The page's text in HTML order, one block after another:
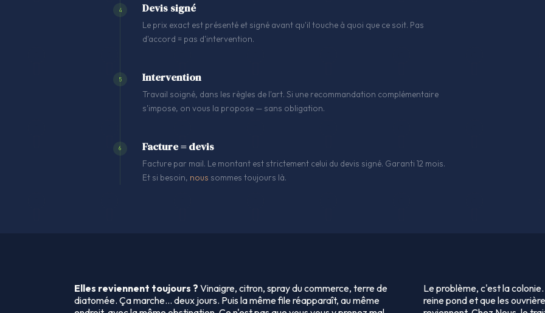
4 Devis signé
Le prix exact est présenté et signé avant qu'il touche à quoi que ce soit. Pas
d'accord = pas d'intervention.
5 Intervention
Travail soigné, dans les règles de l'art. Si une recommandation complémentaire
s'impose, on vous la propose — sans obligation.
6 Facture = devis
Facture par mail. Le montant est strictement celui du devis signé. Garanti 12 mois.
Et si besoin, nous sommes toujours là.
Elles reviennent toujours ? Vinaigre, citron, spray du commerce, terre de
diatomée. Ça marche… deux jours. Puis la même file réapparaît, au même
Le problème, c'est la
reine pond et que les